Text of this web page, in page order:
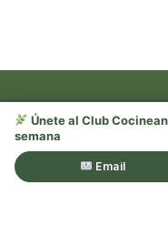
Recetas,
Únete al Club
semana
Email